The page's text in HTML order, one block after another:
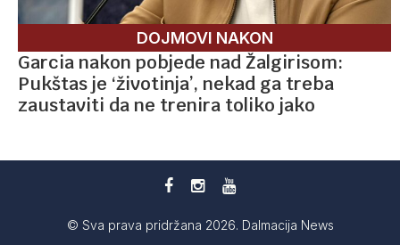
DOJMOVI NAKON
Garcia nakon pobjede nad Žalgirisom:
Pukštas je ‘životinja’, nekad ga treba
zaustaviti da ne trenira toliko jako
© Sva prava pridržana 2026. Dalmacija News